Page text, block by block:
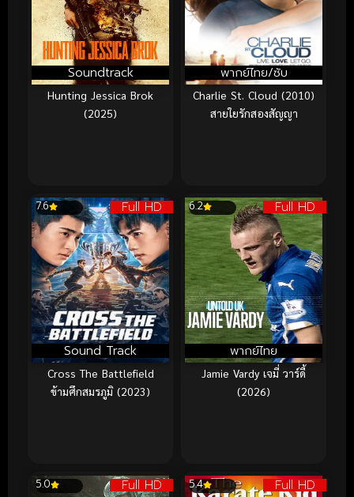
Soundtrack
Hunting Jessica Brok
(2025)
พากย์ไทย/ซับ
Charlie St. Cloud (2010)
สายใยรักสองสัญญา
Full HD
Sound Track
7.6
Cross The Battlefield
ข้ามศึกสมรภูมิ (2023)
Full HD
พากย์ไทย
6.2
Jamie Vardy เจมี่ วาร์ดี้
(2026)
Full HD
5.0 Full HD
5.4